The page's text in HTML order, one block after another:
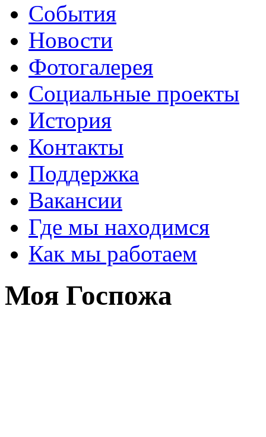
События
Новости
Фотогалерея
Социальные проекты
История
Контакты
Поддержка
Вакансии
Где мы находимся
Как мы работаем
Моя Госпожа